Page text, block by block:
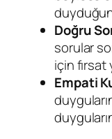
Doğru
sorular
için fırsat
Empati